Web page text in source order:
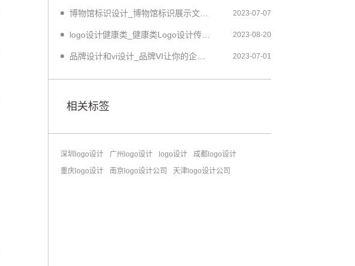
博物馆标识设计_博物馆标识展示文化特色的设计 2023-07-07
logo设计健康类_健康类Logo设计传递健康生活方式 2023-08-20
品牌设计和vi设计_品牌VI让你的企业形象更具品质感 2023-07-01
相关标签
深圳logo设计 广州logo设计 logo设计
成都logo设计
重庆logo设计
南京logo设计公司 天津logo设计公司